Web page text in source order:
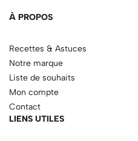
À PROPOS
Recettes & Astuces
Notre marque
Liste de souhaits
Mon compte
Contact
LIENS UTILES